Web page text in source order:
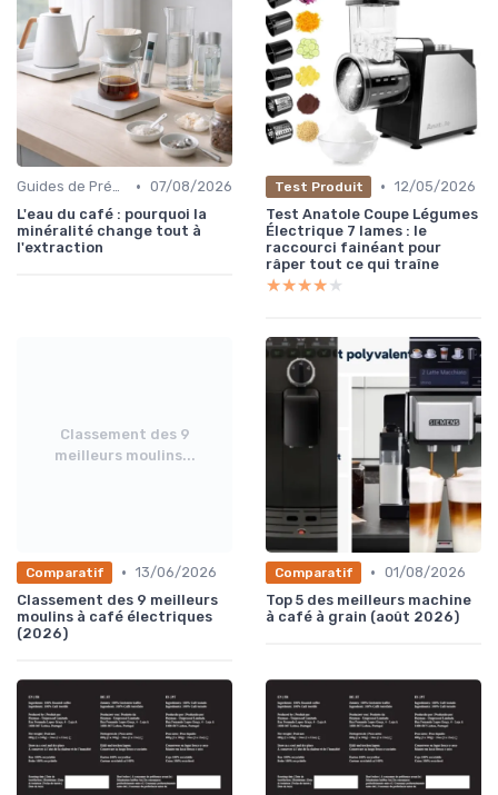
Guides de Préparation • 07/08/2026
L'eau du café : pourquoi la
minéralité change tout à
l'extraction
Test Produit • 12/05/2026
Test Anatole Coupe Légumes
Électrique 7 lames : le
raccourci fainéant pour
râper tout ce qui traîne
★★★★★
★★★★★
Classement des 9
meilleurs moulins...
Comparatif • 13/06/2026
Classement des 9 meilleurs
moulins à café électriques
(2026)
Comparatif • 01/08/2026
Top 5 des meilleurs machine
à café à grain (août 2026)